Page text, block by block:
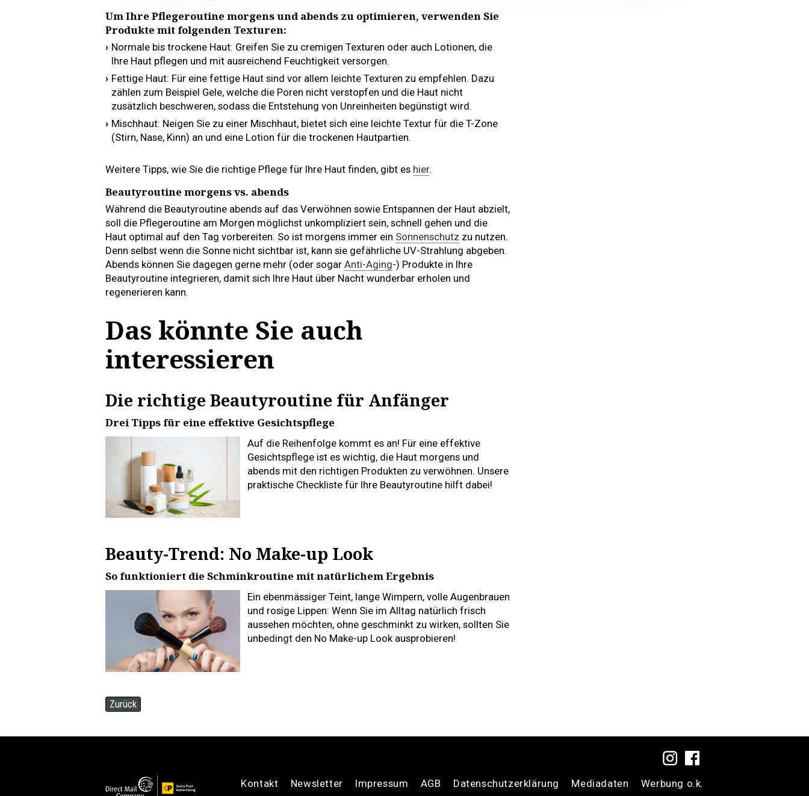
Um Ihre Pflegeroutine morgens und abends zu optimieren, verwenden Sie
Produkte mit folgenden Texturen:
Normale bis trockene Haut: Greifen Sie zu cremigen Texturen oder auch Lotionen, die
Ihre Haut pflegen und mit ausreichend Feuchtigkeit versorgen.
Fettige Haut: Für eine fettige Haut sind vor allem leichte Texturen zu empfehlen. Dazu
zählen zum Beispiel Gele, welche die Poren nicht verstopfen und die Haut nicht
zusätzlich beschweren, sodass die Entstehung von Unreinheiten begünstigt wird.
Mischhaut: Neigen Sie zu einer Mischhaut, bietet sich eine leichte Textur für die T-Zone
(Stirn, Nase, Kinn) an und eine Lotion für die trockenen Hautpartien.
Weitere Tipps, wie Sie die richtige Pflege für Ihre Haut finden, gibt es hier.
Beautyroutine morgens vs. abends
Während die Beautyroutine abends auf das Verwöhnen sowie Entspannen der Haut abzielt,
soll die Pflegeroutine am Morgen möglichst unkompliziert sein, schnell gehen und die
Haut optimal auf den Tag vorbereiten. So ist morgens immer ein Sonnenschutz zu nutzen.
Denn selbst wenn die Sonne nicht sichtbar ist, kann sie gefährliche UV-Strahlung abgeben.
Abends können Sie dagegen gerne mehr (oder sogar Anti-Aging-) Produkte in Ihre
Beautyroutine integrieren, damit sich Ihre Haut über Nacht wunderbar erholen und
regenerieren kann.
Das könnte Sie auch
interessieren
Die richtige Beautyroutine für Anfänger
Drei Tipps für eine effektive Gesichtspflege
Auf die Reihenfolge kommt es an! Für eine effektive
Gesichtspflege ist es wichtig, die Haut morgens und
abends mit den richtigen Produkten zu verwöhnen. Unsere
praktische Checkliste für Ihre Beautyroutine hilft dabei!
Beauty-Trend: No Make-up Look
So funktioniert die Schminkroutine mit natürlichem Ergebnis
Ein ebenmässiger Teint, lange Wimpern, volle Augenbrauen
und rosige Lippen: Wenn Sie im Alltag natürlich frisch
aussehen möchten, ohne geschminkt zu wirken, sollten Sie
unbedingt den No Make-up Look ausprobieren!
Zurück
Kontakt Newsletter Impressum AGB Datenschutzerklärung Mediadaten Werbung o.k.